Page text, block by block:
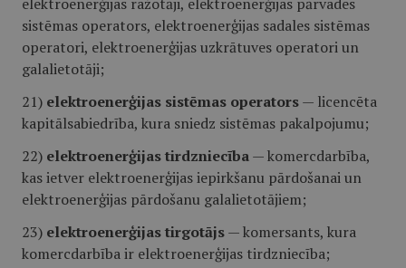
sistēmas operators, elektroenerģijas sadales sistēmas
operatori, elektroenerģijas uzkrātuves operatori un
galalietotāji;
21) elektroenerģijas sistēmas operators— licencēta
kapitālsabiedrība, kura sniedz sistēmas pakalpojumu;
22) elektroenerģijas tirdzniecība— komercdarbība,
kas ietver elektroenerģijas iepirkšanu pārdošanai un
elektroenerģijas pārdošanu galalietotājiem;
23) elektroenerģijas tirgotājs— komersants, kura
komercdarbība ir elektroenerģijas tirdzniecība;